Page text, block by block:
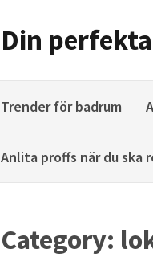
Din
Trender för badrum
Anlita proffs när du ska
Category: